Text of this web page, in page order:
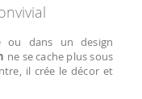
ou dans un design
ne se cache plus sous
il crée le décor et